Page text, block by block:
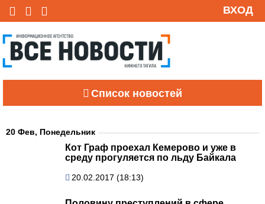
ВХОД
Список новостей
20 Фев, Понедельник
Кот Граф проехал Кемерово и уже в
среду прогуляется по льду Байкала
20.02.2017 (18:13)